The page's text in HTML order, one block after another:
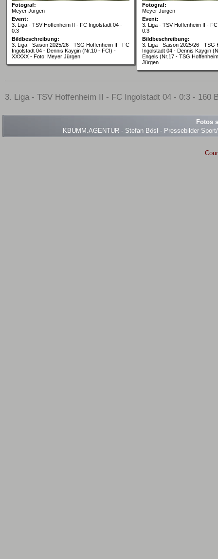
Fotograf:
Meyer Jürgen
Event:
3. Liga - TSV Hoffenheim II - FC Ingolstadt 04 -
0:3
Bildbeschreibung:
3. Liga - Saison 2025/26 - TSG Hoffenheim II - FC
Ingolstadt 04 - Dennis Kaygin (Nr.10 - FCI) -
XXXXX - Foto: Meyer Jürgen
Fotograf:
Meyer Jürgen
Event:
3. Liga - TSV Hoffenheim II -
0:3
Bildbeschreibung:
3. Liga - Saison 2025/26 - TSG
Ingolstadt 04 - Dennis Kaygin
Engels (Nr.17 - TSG
Jürgen
3. Liga - TSV Hoffenheim II - FC Ingolstadt 04 - 0:3 - 160
Fotos
KBUMM.AGENTUR - Stefan Bösl - Pressebilder